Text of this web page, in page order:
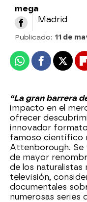
mega
Madrid
Publicado: 11 de
WhatsappFacebook
X
“La gran barrera
impacto en el
ofrecer
innovador
famoso científico
Attenborough. Se
de mayor
de los naturalistas
televisión,
documentales
numerosas series